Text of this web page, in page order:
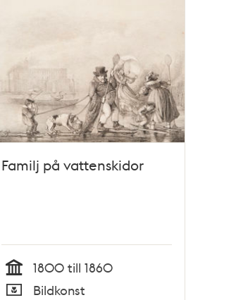
Familj på vattenskidor
Tid
1800 till 1860
Bildkonst